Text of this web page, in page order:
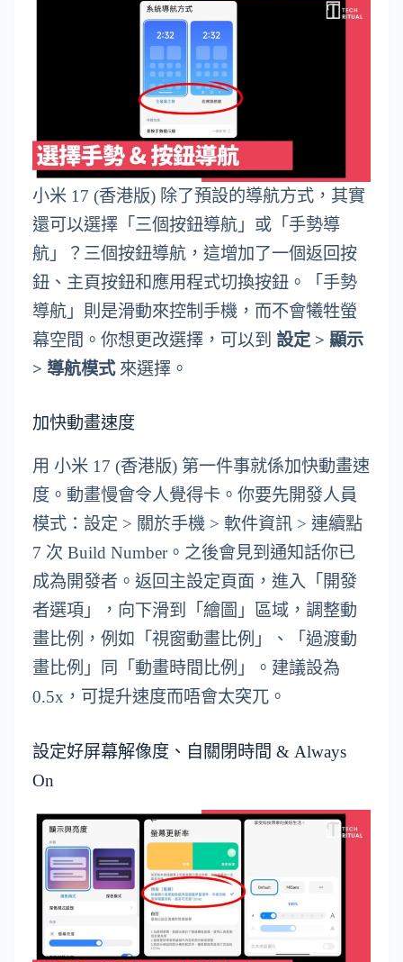
小米 17 (香港版) 除了預設的導航方式，其實
還可以選擇「三個按鈕導航」或「手勢導
航」？三個按鈕導航，這增加了一個返回按
鈕、主頁按鈕和應用程式切換按鈕。「手勢
導航」則是滑動來控制手機，而不會犧牲螢
幕空間。你想更改選擇，可以到 設定 > 顯示
> 導航模式來選擇。
加快動畫速度
用 小米 17 (香港版) 第一件事就係加快動畫速
度。動畫慢會令人覺得卡。你要先開發人員
模式：設定 > 關於手機 > 軟件資訊 > 連續點
7 次 Build Number。之後會見到通知話你已
成為開發者。返回主設定頁面，進入「開發
者選項」，向下滑到「繪圖」區域，調整動
畫比例，例如「視窗動畫比例」、「過渡動
畫比例」同「動畫時間比例」。建議設為
0.5x，可提升速度而唔會太突兀。
設定好屏幕解像度、自關閉時間 & Always
On